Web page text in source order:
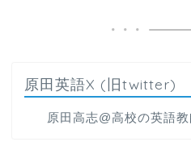
原田英語X (旧twitter)
原田高志@高校の英語